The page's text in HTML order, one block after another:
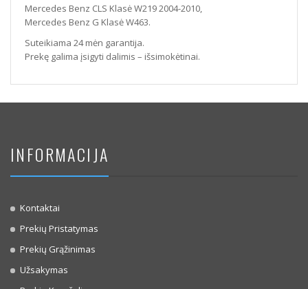
Mercedes Benz CLS Klasė W219 2004-2010,
Mercedes Benz G Klasė W463.
Suteikiama 24 mėn garantija.
Prekę galima įsigyti dalimis – išsimokėtinai.
INFORMACIJA
Kontaktai
Prekių Pristatymas
Prekių Grąžinimas
Užsakymas